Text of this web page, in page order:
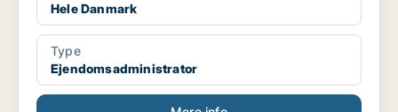
Hele Danmark
Type
Ejendomsadministrator